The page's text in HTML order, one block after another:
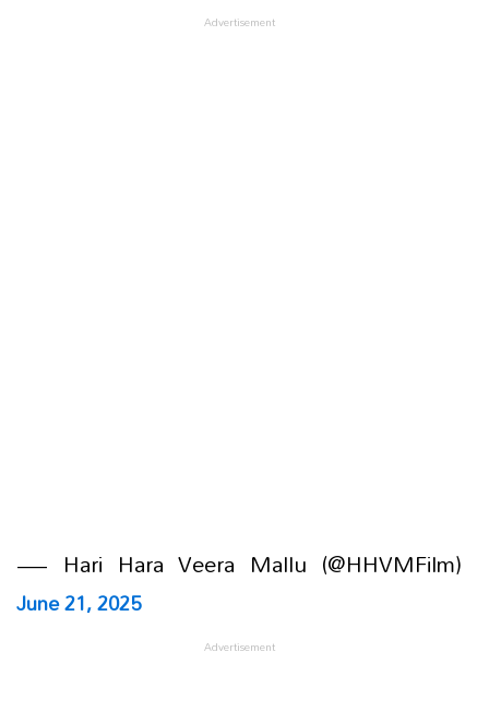
— Hari Hara Veera Mallu (@HHVMFilm)
June 21, 2025